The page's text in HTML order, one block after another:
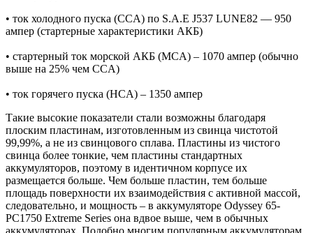
• ток холодного пуска (CCA) по S.A.E J537 LUNE82 — 950
ампер (стартерные характеристики АКБ)
• стартерный ток морской АКБ (MCA) – 1070 ампер (обычно
выше на 25% чем CCA)
• ток горячего пуска (HCA) – 1350 ампер
Такие высокие показатели стали возможны благодаря
плоским пластинам, изготовленным из свинца чистотой
99,99%, а не из свинцового сплава. Пластины из чистого
свинца более тонкие, чем пластины стандартных
аккумуляторов, поэтому в идентичном корпусе их
размещается больше. Чем больше пластин, тем больше
площадь поверхности их взаимодействия с активной массой,
следовательно, и мощность – в аккумуляторе Odyssey 65-
PC1750 Extreme Series она вдвое выше, чем в обычных
аккумуляторах. Подобно многим популярным аккумуляторам